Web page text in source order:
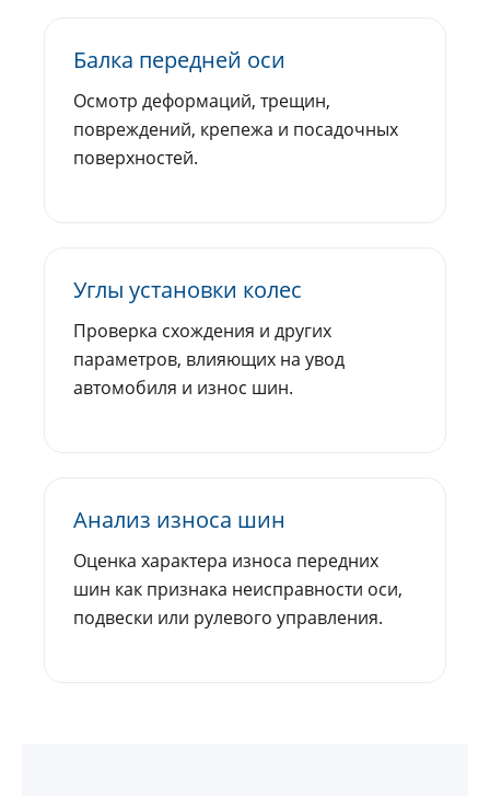
Балка передней оси
Осмотр деформаций, трещин,
повреждений, крепежа и посадочных
поверхностей.
Углы установки колес
Проверка схождения и других
параметров, влияющих на увод
автомобиля и износ шин.
Анализ износа шин
Оценка характера износа передних
шин как признака неисправности оси,
подвески или рулевого управления.